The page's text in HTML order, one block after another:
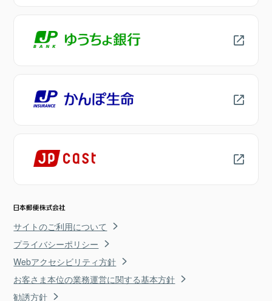
サイトのご利用について
プライバシーポリシー
Webアクセシビリティ方針
お客さま本位の業務運営に関する基本方針
勧誘方針